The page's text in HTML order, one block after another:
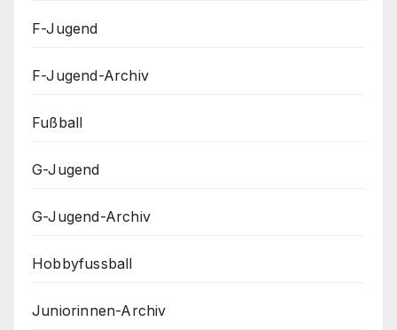
F-Jugend
F-Jugend-Archiv
Fußball
G-Jugend
G-Jugend-Archiv
Hobbyfussball
Juniorinnen-Archiv